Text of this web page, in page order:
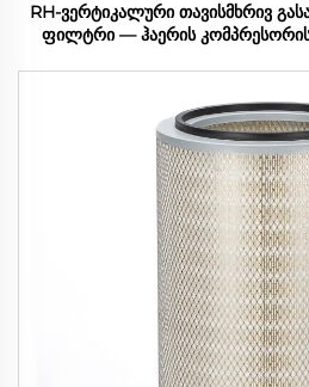
RH-ვერტიკალური თავისმხრივ
ფილტრი — ჰაერის